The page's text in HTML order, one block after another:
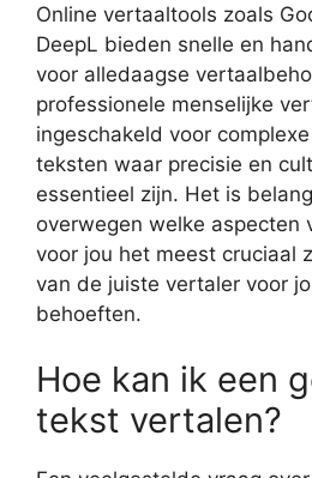
Online vertaaltools zoals
DeepL bieden snelle en
voor alledaagse
professionele menselijke
ingeschakeld voor
teksten waar precisie en
essentieel zijn. Het is
overwegen welke aspecten
voor jou het meest cruciaal
van de juiste vertaler voor
behoeften.
Hoe kan ik een
tekst vertalen?